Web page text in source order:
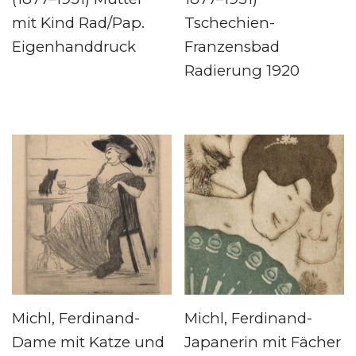
mit Kind Rad/Pap.
Eigenhanddruck
Tschechien-
Franzensbad
Radierung 1920
Michl, Ferdinand-
Dame mit Katze und
Michl, Ferdinand-
Japanerin mit Fächer